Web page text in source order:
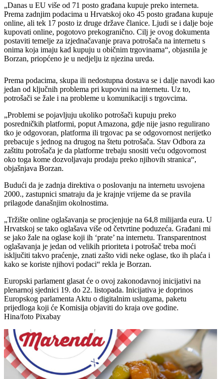
„Danas u EU više od 71 posto građana kupuje preko interneta.
Prema zadnjim podacima u Hrvatskoj oko 45 posto građana kupuje
online, ali tek 17 posto iz druge države članice. Ljudi se i dalje boje
kupovati online, pogotovo prekogranično. Cilj je ovog dokumenta
postaviti temelje za izjednačavanje prava potrošača na internetu s
onima koja imaju kad kupuju u običnim trgovinama“, objasnila je
Borzan, priopćeno je u nedjelju iz njezina ureda.
Prema podacima, skupa ili nedostupna dostava se i dalje navodi kao
jedan od ključnih problema pri kupovini na internetu. Uz to,
potrošači se žale i na probleme u komunikaciji s trgovcima.
„Problemi se pojavljuju ukoliko potrošači kupuju preko
posredničkih platformi, poput Amazona, gdje nije jasno regulirano
tko je odgovoran, platforma ili trgovac pa se odgovornost nerijetko
prebacuje s jednog na drugog na štetu potrošača. Stav Odbora za
zaštitu potrošača je da platforme trebaju snositi veću odgovornost
oko toga kome dozvoljavaju prodaju preko njihovih stranica“,
objašnjava Borzan.
Budući da je zadnja direktiva o poslovanju na internetu usvojena
2000., zastupnici smatraju da je krajnje vrijeme da se pravila
prilagode današnjim okolnostima.
„Tržište online oglašavanja se procjenjuje na 64,8 milijarda eura. U
Hrvatskoj se tako oglašava više od četvrtine poduzeća. Građani mi
se jako žale na oglase koji ih ‘prate’ na internetu. Transparentnost
oglašavanja je jedan od velikih prioriteta i potrošač treba moći
isključiti takvo praćenje, znati zašto vidi neke oglase, tko ih plaća i
kako se koriste njihovi podaci“ rekla je Borzan.
Europski parlament glasat će o ovoj zakonodavnoj inicijativi na
plenarnoj sjednici 19. do 22. listopada. Inicijativa je doprinos
Europskog parlamenta Aktu o digitalnim uslugama, paketu
prijedloga koji će Komisija objaviti do kraja ove godine.
Hina/foto Pixabay